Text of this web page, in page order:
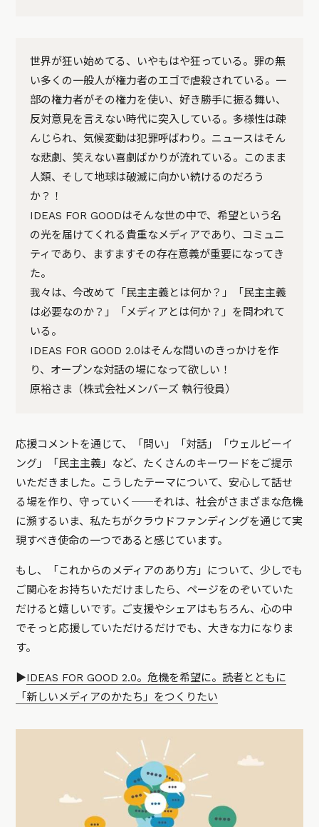
世界が狂い始めてる、いやもはや狂っている。罪の無
い多くの一般人が権力者のエゴで虐殺されている。一
部の権力者がその権力を使い、好き勝手に振る舞い、
反対意見を言えない時代に突入している。多様性は疎
んじられ、気候変動は犯罪呼ばわり。ニュースはそん
な悲劇、笑えない喜劇ばかりが流れている。このまま
人類、そして地球は破滅に向かい続けるのだろう
か？！
IDEAS FOR GOODはそんな世の中で、希望という名
の光を届けてくれる貴重なメディアであり、コミュニ
ティであり、ますますその存在意義が重要になってき
た。
我々は、今改めて「民主主義とは何か？」「民主主義
は必要なのか？」「メディアとは何か？」を問われて
いる。
IDEAS FOR GOOD 2.0はそんな問いのきっかけを作
り、オープンな対話の場になって欲しい！
原裕さま（株式会社メンバーズ 執行役員）
応援コメントを通じて、「問い」「対話」「ウェルビーイ
ング」「民主主義」など、たくさんのキーワードをご提示
いただきました。こうしたテーマについて、安心して話せ
る場を作り、守っていく──それは、社会がさまざまな危機
に瀕するいま、私たちがクラウドファンディングを通じて実
現すべき使命の一つであると感じています。
もし、「これからのメディアのあり方」について、少しでも
ご関心をお持ちいただけましたら、ページをのぞいていた
だけると嬉しいです。ご支援やシェアはもちろん、心の中
でそっと応援していただけるだけでも、大きな力になりま
す。
▶️IDEAS FOR GOOD 2.0。危機を希望に。読者とともに
「新しいメディアのかたち」をつくりたい